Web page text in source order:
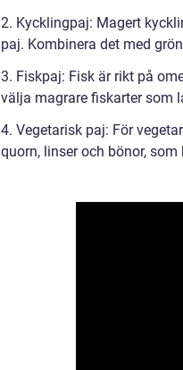
2. Kycklingpaj: Magert
paj. Kombinera det med
3. Fiskpaj: Fisk är rikt på
välja magrare fiskarter som
4. Vegetarisk paj: För
quorn, linser och bönor,